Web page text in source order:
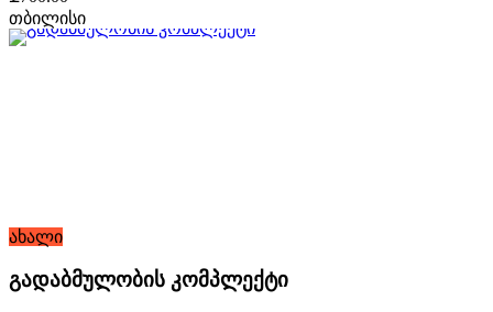
თბილისი
ახალი
გადაბმულობის კომპლექტი